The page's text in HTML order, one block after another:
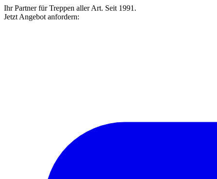
Ihr Partner für Treppen aller Art. Seit 1991.
Jetzt Angebot anfordern: